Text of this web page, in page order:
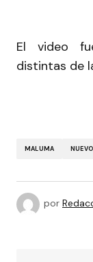
El video
distintas de
MALUMA
por